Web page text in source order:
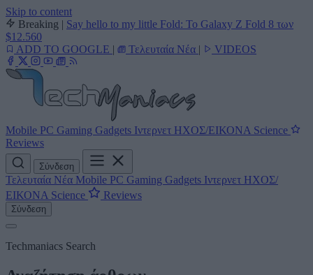
Skip to content
Breaking | Say hello to my little Fold: Το Galaxy Z Fold 8 των
$12.560
ADD TO GOOGLE | Τελευταία Νέα | VIDEOS
Mobile PC Gaming Gadgets Ιντερνετ ΗΧΟΣ/ΕΙΚΟΝΑ Science
Reviews
Σύνδεση
Τελευταία Νέα Mobile PC Gaming Gadgets Ιντερνετ ΗΧΟΣ/
ΕΙΚΟΝΑ Science Reviews
Σύνδεση
Techmaniacs Search